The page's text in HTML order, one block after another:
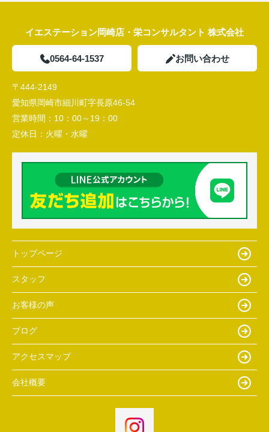
イエステーション岡崎店・栄コンサルタント 株式会社
0564-64-1537 お問い合わせ
〒444-2149
愛知県岡崎市細川町字長原46-54
営業時間： 10：00～19：00
定休日： 火曜・水曜
トップページ
スタッフ
お客様の声
ブログ
アクセスマップ
会社概要